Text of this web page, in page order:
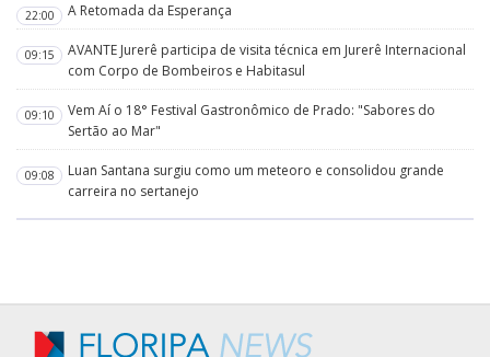
22:00 A Retomada da Esperança
09:15
AVANTE Jurerê participa de visita técnica em Jurerê Internacional
com Corpo de Bombeiros e Habitasul
09:10
Vem Aí o 18° Festival Gastronômico de Prado: "Sabores do
Sertão ao Mar"
09:08
Luan Santana surgiu como um meteoro e consolidou grande
carreira no sertanejo